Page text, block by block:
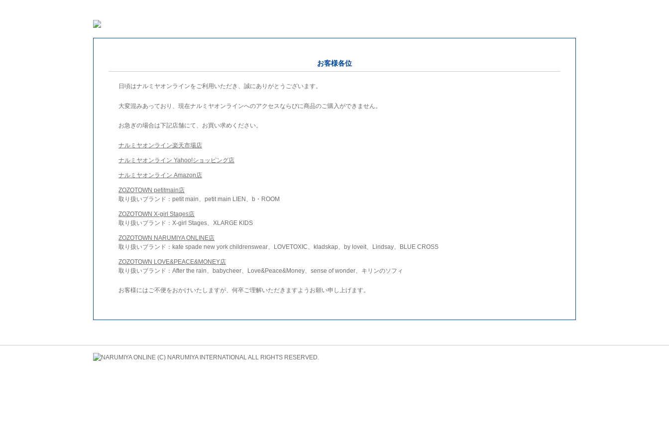
お客様各位
日頃はナルミヤオンラインをご利用いただき、誠にありがとうございます。
大変混みあっており、現在ナルミヤオンラインへのアクセスならびに商品のご購入ができません。
お急ぎの場合は下記店舗にて、お買い求めください。
ナルミヤオンライン楽天市場店
ナルミヤオンライン Yahoo!ショッピング店
ナルミヤオンライン Amazon店
ZOZOTOWN petitmain店
取り扱いブランド：petit main、petit main LIEN、b・ROOM
ZOZOTOWN X-girl Stages店
取り扱いブランド：X-girl Stages、XLARGE KIDS
ZOZOTOWN NARUMIYA ONLINE店
取り扱いブランド：kate spade new york childrenswear、LOVETOXIC、kladskap、by loveit、Lindsay、BLUE CROSS
ZOZOTOWN LOVE&PEACE&MONEY店
取り扱いブランド：After the rain、babycheer、Love&Peace&Money、sense of wonder、キリンのソフィ
お客様にはご不便をおかけいたしますが、何卒ご理解いただきますようお願い申し上げます。